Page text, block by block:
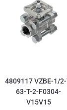
4809117 VZBE-1/
63-T-2-F0304-
V15V15